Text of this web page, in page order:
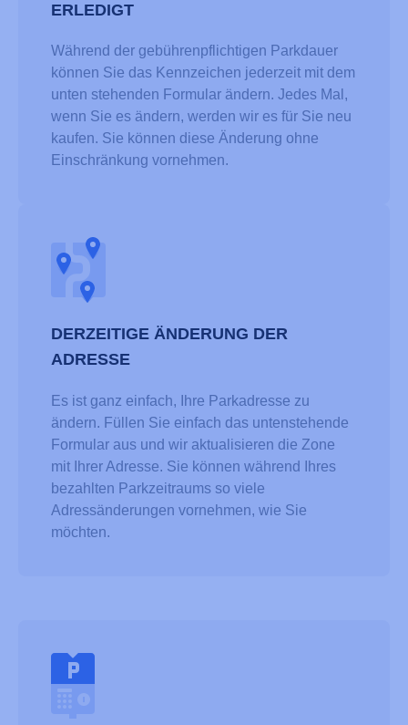
ERLEDIGT
Während der gebührenpflichtigen Parkdauer
können Sie das Kennzeichen jederzeit mit dem
unten stehenden Formular ändern. Jedes Mal,
wenn Sie es ändern, werden wir es für Sie neu
kaufen. Sie können diese Änderung ohne
Einschränkung vornehmen.
DERZEITIGE ÄNDERUNG DER
ADRESSE
Es ist ganz einfach, Ihre Parkadresse zu
ändern. Füllen Sie einfach das untenstehende
Formular aus und wir aktualisieren die Zone
mit Ihrer Adresse. Sie können während Ihres
bezahlten Parkzeitraums so viele
Adressänderungen vornehmen, wie Sie
möchten.